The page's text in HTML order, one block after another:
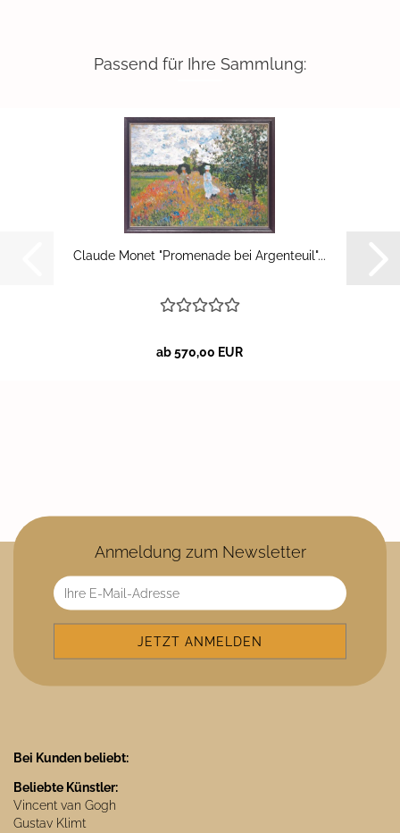
Passend für Ihre Sammlung:
Clau­de Monet "Pro­me­na­de bei Ar­gen­teu­il"...
ab 570,00 EUR
Anmeldung zum Newsletter
Bei Kunden beliebt:
Beliebte Künstler:
Vincent van Gogh
Gustav Klimt